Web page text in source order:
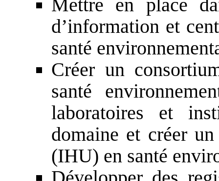
Mettre en place
d’information et
santé
Créer un
santé
laboratoires et
domaine et créer
(IHU) en santé